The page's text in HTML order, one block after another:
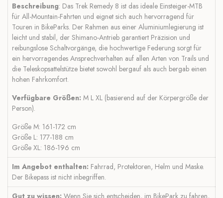
Beschreibung: Das Trek Remedy 8 ist das ideale Einsteiger-MTB
für All-Mountain-Fahrten und eignet sich auch hervorragend für
Touren in BikeParks. Der Rahmen aus einer Aluminiumlegierung ist
leicht und stabil, der Shimano-Antrieb garantiert Präzision und
reibungslose Schaltvorgänge, die hochwertige Federung sorgt für
ein hervorragendes Ansprechverhalten auf allen Arten von Trails und
die Teleskopsattelstütze bietet sowohl bergauf als auch bergab einen
hohen Fahrkomfort.
Verfügbare Größen: M L XL (basierend auf der Körpergröße der
Person).
Größe M: 161-172 cm
Größe L: 177-188 cm
Größe XL: 186-196 cm
Im Angebot enthalten: Fahrrad, Protektoren, Helm und Maske.
Der Bikepass ist nicht inbegriffen.
Gut zu wissen: Wenn Sie sich entscheiden, im BikePark zu fahren,